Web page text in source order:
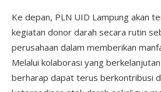
Ke depan, PLN UID Lampung akan
kegiatan donor darah secara rutin
perusahaan dalam memberikan
Melalui kolaborasi yang
berharap dapat terus berkontribusi